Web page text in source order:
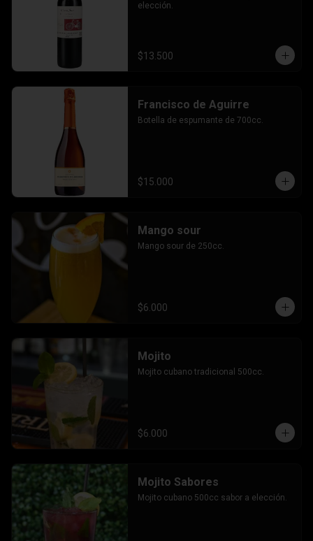
elección.
$13.500
Francisco de Aguirre
Botella de espumante de 700cc.
$15.000
Mango sour
Mango sour de 250cc.
$6.000
Mojito
Mojito cubano tradicional 500cc.
$6.000
Mojito Sabores
Mojito cubano 500cc sabor a elección.